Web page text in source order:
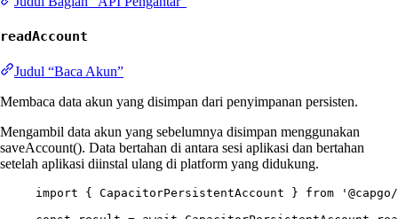
readAccount
Judul “Baca Akun”
Membaca data akun yang disimpan dari penyimpanan persisten.
Mengambil data akun yang sebelumnya disimpan menggunakan
saveAccount(). Data bertahan di antara sesi aplikasi dan bertahan
setelah aplikasi diinstal ulang di platform yang didukung.
import { CapacitorPersistentAccount } from